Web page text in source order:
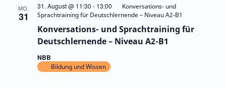
MO.
31
Konversations- und Sprachtraining für
Deutschlernende – Niveau A2-B1
31. August @ 11:30 - 13:00
Konversations- und
Sprachtraining für Deutschlernende – Niveau A2-B1
NBB
Bildung und Wissen